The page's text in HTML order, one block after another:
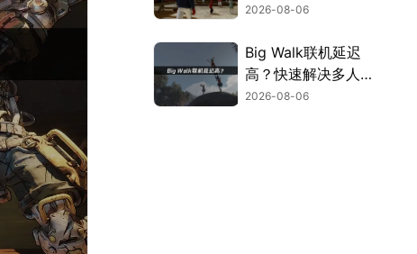
2026-08-06
Big Walk联机延迟
高？快速解决多人联
机卡顿问题！
2026-08-06